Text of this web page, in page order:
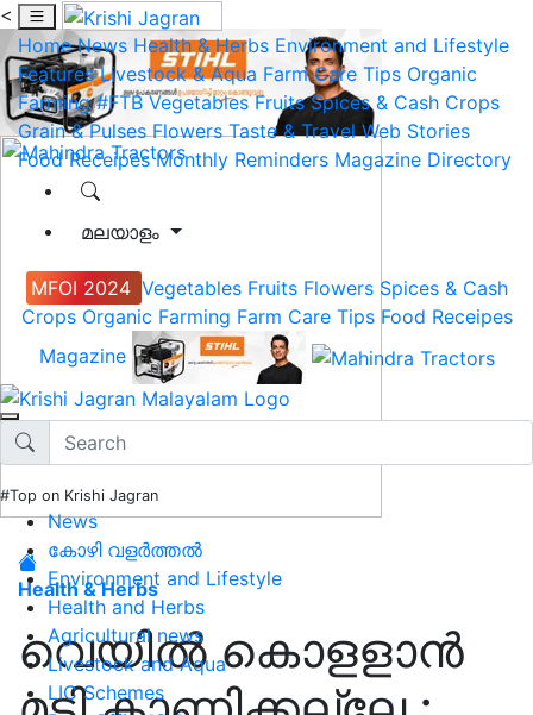
<
Home News Health & Herbs Environment and Lifestyle
Features Livestock & Aqua Farm Care Tips Organic
Farming #FTB Vegetables Fruits Spices & Cash Crops
Grain & Pulses Flowers Taste & Travel Web Stories
Food Receipes Monthly Reminders Magazine Directory
മലയാളം
MFOI 2024 Vegetables Fruits Flowers Spices & Cash
Crops Organic Farming Farm Care Tips Food Receipes
Magazine
#Top on Krishi Jagran
News
കോഴി വളർത്തൽ
Environment and Lifestyle
Health and Herbs
Agricultural news
Livestock and Aqua
LIC Schemes
Health & Herbs
വെയില്‍ കൊളളാന്‍